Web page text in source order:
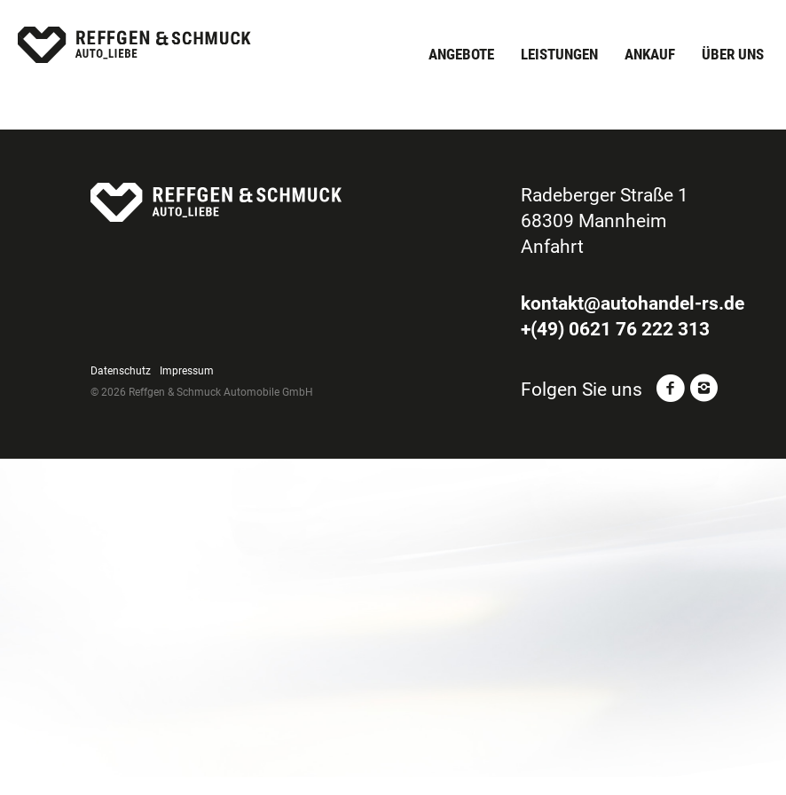
ANGEBOTE LEISTUNGEN ANKAUF ÜBER UNS
Datenschutz
Impressum
© 2026 Reffgen & Schmuck Automobile GmbH
Radeberger Straße 1
68309 Mannheim
Anfahrt
kontakt@autohandel-rs.de
+(49) 0621 76 222 313
Folgen Sie uns